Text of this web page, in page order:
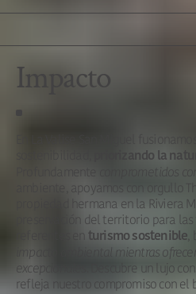
Impacto
En La Valise San Miguel
priorizando la
comprometidos
ambiente, apoyamos con orgullo
propiedad hermana en la Riviera
preservación del territorio para las
referentes en turismo sostenible,
impacto ambiental mientras
excepcionales
. Descubre un lujo
refleja nuestro compromiso con el